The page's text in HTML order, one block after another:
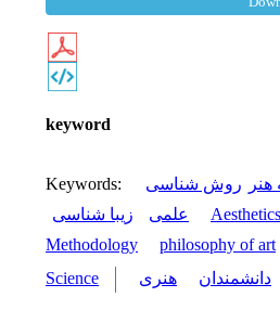
keyword
Keywords:
روش شناسی
علمی
زیبا شناسی Aesthetics
Methodology
philosophy of art
Science
دانشمندان هنری